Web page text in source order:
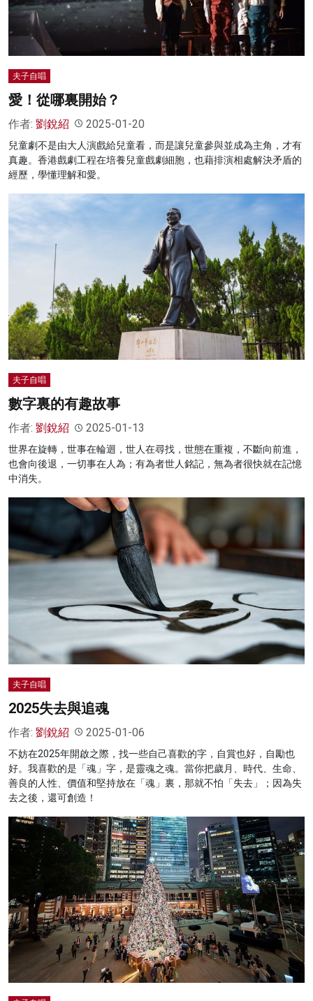
夫子自唱
愛！從哪裏開始？
作者: 劉銳紹 2025-01-20
兒童劇不是由大人演戲給兒童看，而是讓兒童參與並成為主角，才有
真趣。香港戲劇工程在培養兒童戲劇細胞，也藉排演相處解決矛盾的
經歷，學懂理解和愛。
夫子自唱
數字裏的有趣故事
作者: 劉銳紹 2025-01-13
世界在旋轉，世事在輪迴，世人在尋找，世態在重複，不斷向前進，
也會向後退，一切事在人為；有為者世人銘記，無為者很快就在記憶
中消失。
夫子自唱
2025失去與追魂
作者: 劉銳紹 2025-01-06
不妨在2025年開啟之際，找一些自己喜歡的字，自賞也好，自勵也
好。我喜歡的是「魂」字，是靈魂之魂。當你把歲月、時代、生命、
善良的人性、價值和堅持放在「魂」裏，那就不怕「失去」；因為失
去之後，還可創造！